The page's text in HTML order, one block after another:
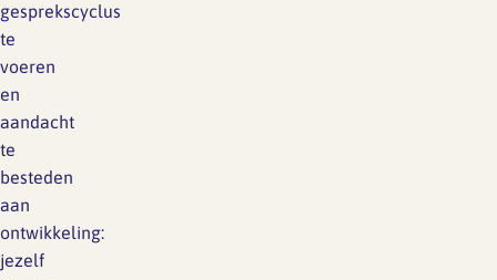
gesprekscyclus
te
voeren
en
aandacht
te
besteden
aan
ontwikkeling:
jezelf